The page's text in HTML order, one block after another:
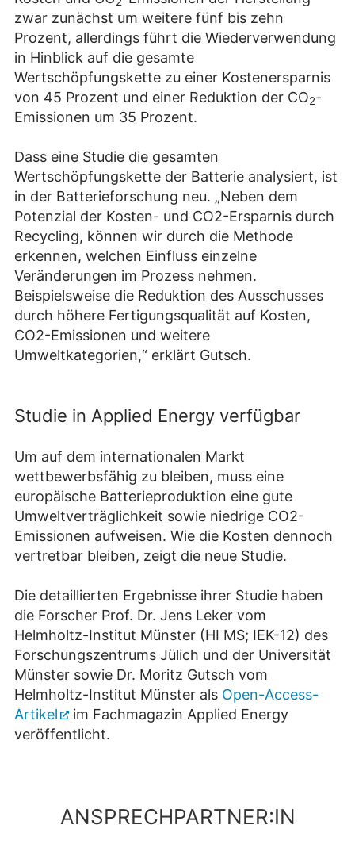
zwar zunächst um weitere fünf bis zehn
Prozent, allerdings führt die Wiederverwendung
in Hinblick auf die gesamte
Wertschöpfungskette zu einer Kostenersparnis
von 45 Prozent und einer Reduktion der CO2-
Emissionen um 35 Prozent.
Dass eine Studie die gesamten
Wertschöpfungskette der Batterie analysiert, ist
in der Batterieforschung neu. „Neben dem
Potenzial der Kosten- und CO2-Ersparnis durch
Recycling, können wir durch die Methode
erkennen, welchen Einfluss einzelne
Veränderungen im Prozess nehmen.
Beispielsweise die Reduktion des Ausschusses
durch höhere Fertigungsqualität auf Kosten,
CO2-Emissionen und weitere
Umweltkategorien,“ erklärt Gutsch.
Studie in Applied Energy verfügbar
Um auf dem internationalen Markt
wettbewerbsfähig zu bleiben, muss eine
europäische Batterieproduktion eine gute
Umweltverträglichkeit sowie niedrige CO2-
Emissionen aufweisen. Wie die Kosten dennoch
vertretbar bleiben, zeigt die neue Studie.
Die detaillierten Ergebnisse ihrer Studie haben
die Forscher Prof. Dr. Jens Leker vom
Helmholtz-Institut Münster (HI MS; IEK-12) des
Forschungszentrums Jülich und der Universität
Münster sowie Dr. Moritz Gutsch vom
Helmholtz-Institut Münster als Open-Access-
Artikel
im Fachmagazin Applied Energy
veröffentlicht.
ANSPRECHPARTNER:IN